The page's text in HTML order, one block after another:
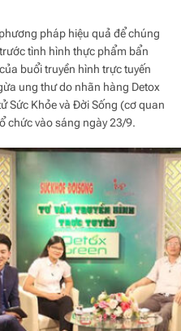
pháp hiệu quả để chúng
tình hình thực phẩm bẩn
buổi truyền hình trực tuyến
ung thư do nhãn hàng Detox
Sức Khỏe và Đời Sống (cơ quan
chức vào sáng ngày 23/9.